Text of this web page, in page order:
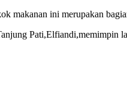
makanan ini merupakan
Pati,Elfiandi,memimpin